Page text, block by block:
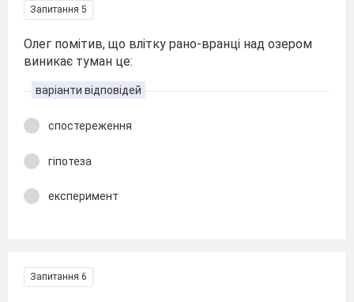
Запитання 5
Олег помітив, що влітку рано-вранці над озером
виникає туман це:
варіанти відповідей
спостереження
гіпотеза
експеримент
Запитання 6